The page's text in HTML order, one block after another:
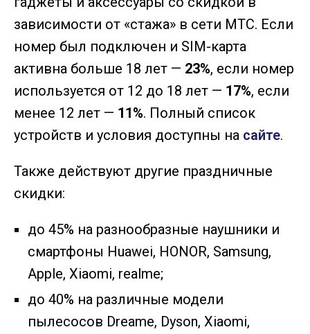
зависимости от «стажа» в сети МТС. Если
номер был подключен и SIM-карта
активна больше 18 лет — 23%, если номер
используется от 12 до 18 лет — 17%, если
менее 12 лет — 11%. Полный список
устройств и условия доступны на сайте.
Также действуют другие праздничные
скидки:
до 45% на разнообразные наушники и
смартфоны Huawei, HONOR, Samsung,
Apple, Xiaomi, realme;
до 40% на различные модели
пылесосов Dreame, Dyson, Xiaomi,